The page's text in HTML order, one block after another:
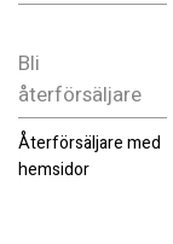
Bli
återförsäljare
Återförsäljare med
hemsidor